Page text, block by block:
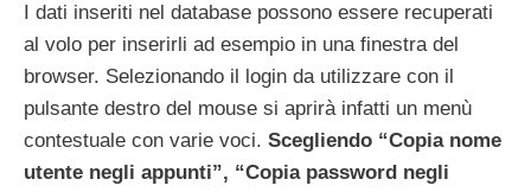
I dati inseriti nel database possono essere recuperati
al volo per inserirli ad esempio in una finestra del
browser. Selezionando il login da utilizzare con il
pulsante destro del mouse si aprirà infatti un menù
contestuale con varie voci. Scegliendo “Copia nome
utente negli appunti”, “Copia password negli